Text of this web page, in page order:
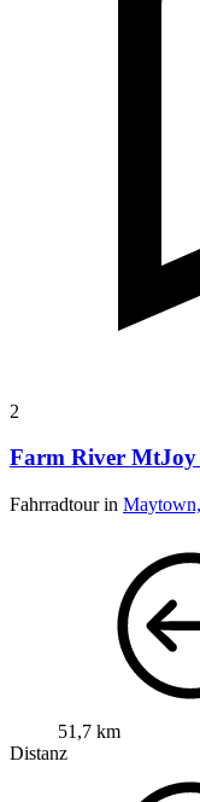
2
Farm River
Fahrradtour in
51,7 km
Distanz